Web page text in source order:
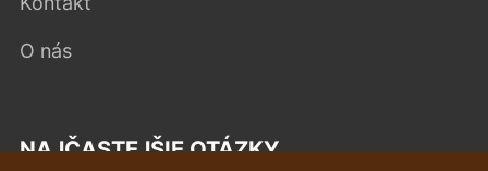
O nás
NAJČASTEJŠIE OTÁZKY